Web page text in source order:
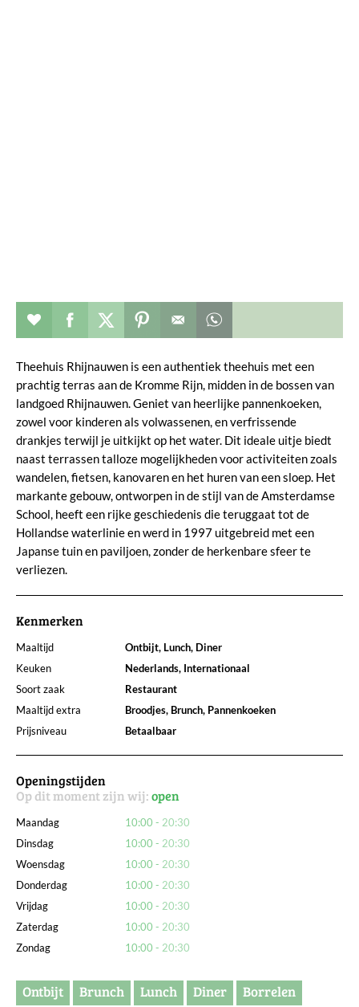
Restaurant toevoegen aan favorieten
Deel dit op facebook
Deel dit op twitter
Deel dit op pinterest
Theehuis Rhijnauwen is een authentiek theehuis met een
prachtig terras aan de Kromme Rijn, midden in de bossen van
landgoed Rhijnauwen. Geniet van heerlijke pannenkoeken,
zowel voor kinderen als volwassenen, en verfrissende
drankjes terwijl je uitkijkt op het water. Dit ideale uitje biedt
naast terrassen talloze mogelijkheden voor activiteiten zoals
wandelen, fietsen, kanovaren en het huren van een sloep. Het
markante gebouw, ontworpen in de stijl van de Amsterdamse
School, heeft een rijke geschiedenis die teruggaat tot de
Hollandse waterlinie en werd in 1997 uitgebreid met een
Japanse tuin en paviljoen, zonder de herkenbare sfeer te
verliezen.
Kenmerken
Maaltijd
Ontbijt, Lunch, Diner
Keuken
Nederlands, Internationaal
Soort zaak
Restaurant
Maaltijd extra
Broodjes, Brunch, Pannenkoeken
Prijsniveau
Betaalbaar
Openingstijden
Op dit moment zijn wij:open
Maandag 10:00
20:30
Dinsdag
10:00
20:30
Woensdag
10:00
20:30
Donderdag
10:00
20:30
Vrijdag
10:00
20:30
Zaterdag
10:00
20:30
Zondag
10:00 20:30
Ontbijt Brunch Lunch Diner Borrelen